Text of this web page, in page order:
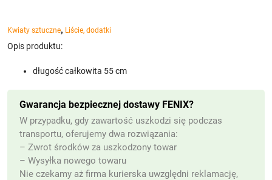
Kwiaty sztuczne, Liście, dodatki
Opis produktu:
długość całkowita 55 cm
Gwarancja bezpiecznej dostawy FENIX?
W przypadku, gdy zawartość uszkodzi się podczas
transportu, oferujemy dwa rozwiązania:
– Zwrot środków za uszkodzony towar
– Wysyłka nowego towaru
Nie czekamy aż firma kurierska uwzględni reklamację,